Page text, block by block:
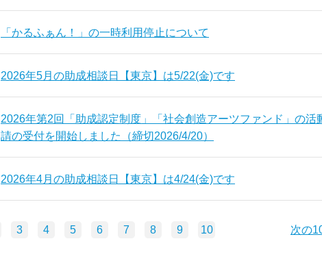
「かるふぁん！」の一時利用停止について
2026年5月の助成相談日【東京】は5/22(金)です
2026年第2回「助成認定制度」「社会創造アーツファンド」の活
請の受付を開始しました（締切2026/4/20）
2026年4月の助成相談日【東京】は4/24(金)です
3 4 5 6 7 8 9 10 次の